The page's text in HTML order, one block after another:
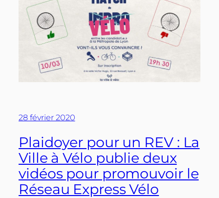
28 février 2020
Plaidoyer pour un REV : La
Ville à Vélo publie deux
vidéos pour promouvoir le
Réseau Express Vélo